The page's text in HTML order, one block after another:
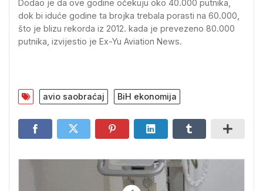
Dodao je da ove godine očekuju oko 40.000 putnika,
dok bi iduće godine ta brojka trebala porasti na 60.000,
što je blizu rekorda iz 2012. kada je prevezeno 80.000
putnika, izvijestio je Ex-Yu Aviation News.
avio saobraćaj BiH ekonomija